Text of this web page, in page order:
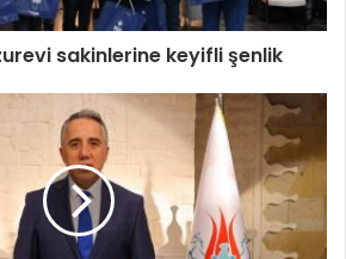
sakinlerine keyifli şenlik